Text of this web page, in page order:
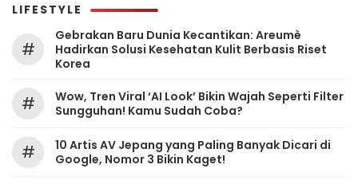
LIFESTYLE
#
Gebrakan Baru Dunia Kecantikan: Areumè
Hadirkan Solusi Kesehatan Kulit Berbasis Riset
Korea
#
Wow, Tren Viral ‘AI Look’ Bikin Wajah Seperti Filter
Sungguhan! Kamu Sudah Coba?
#
10 Artis AV Jepang yang Paling Banyak Dicari di
Google, Nomor 3 Bikin Kaget!